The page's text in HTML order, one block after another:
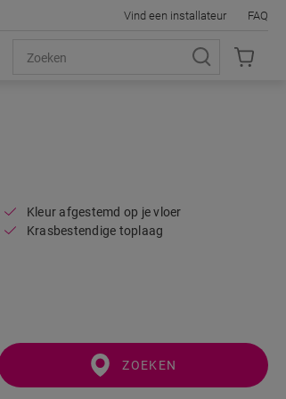
Vind een installateur FAQ
Kleur afgestemd op je vloer
Krasbestendige toplaag
ZOEKEN